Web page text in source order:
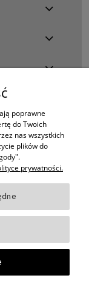
i okulary Polo
Miu Miu
Ray-Ban Aviator
Oprawki i okulary
Heuer
poprawne
do Twoich
nas wszystkich
plików do
prywatności.